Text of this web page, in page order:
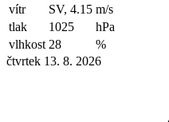
vítr
SV, 4.15 m/s
tlak
1025
hPa
vlhkost 28
%
čtvrtek 13. 8. 2026